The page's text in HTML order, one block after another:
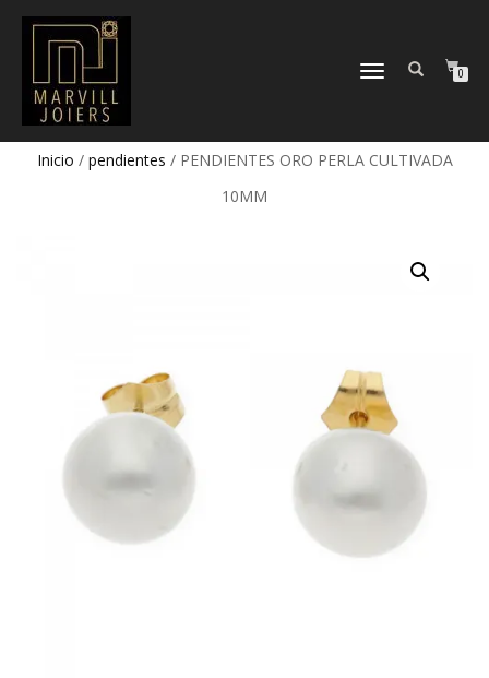
TOGGLE
0
Inicio / pendientes / PENDIENTES ORO PERLA CULTIVADA
10MM